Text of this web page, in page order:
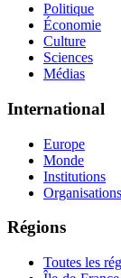
Politique
Économie
Culture
Sciences
Médias
International
Europe
Monde
Institutions
Organisations
Régions
Toutes les